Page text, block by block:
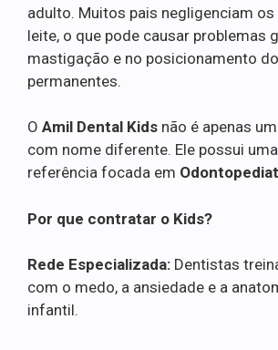
adulto. Muitos pais negligenciam
leite, o que pode causar problemas
mastigação e no posicionamento
permanentes.
O Amil Dental Kids não é apenas
com nome diferente. Ele possui
referência focada em
Por que contratar o Kids?
Rede Especializada: Dentistas
com o medo, a ansiedade e a
infantil.